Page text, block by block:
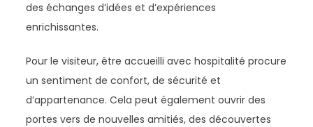
des échanges d’idées et d’expériences
enrichissantes.
Pour le visiteur, être accueilli avec hospitalité procure
un sentiment de confort, de sécurité et
d’appartenance. Cela peut également ouvrir des
portes vers de nouvelles amitiés, des découvertes